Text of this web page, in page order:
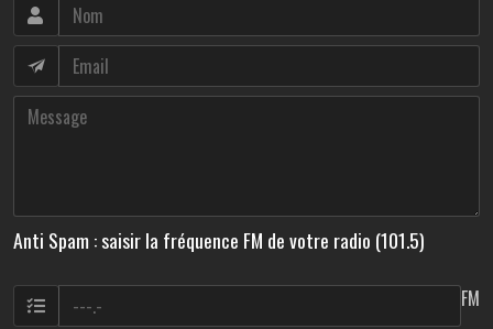
Anti Spam : saisir la fréquence FM de votre radio (101.5)
FM